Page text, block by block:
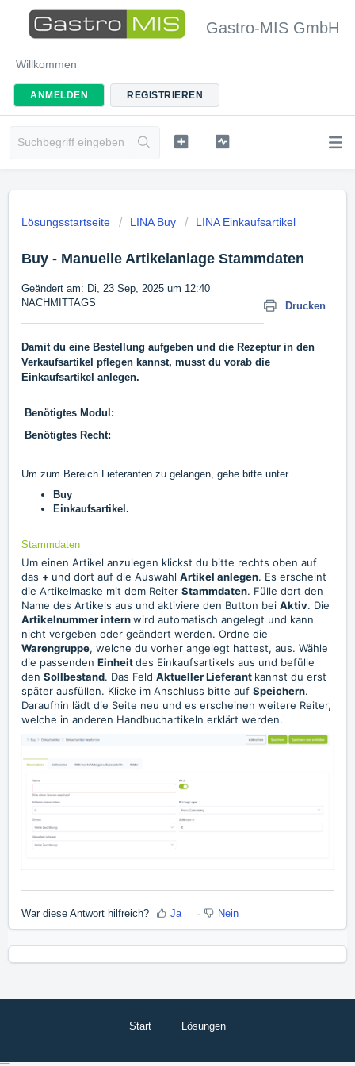
Gastro-MIS GmbH
Willkommen
ANMELDEN REGISTRIEREN
Lösungsstartseite LINA Buy LINA Einkaufsartikel
Buy - Manuelle Artikelanlage Stammdaten
Drucken
Geändert am: Di, 23 Sep, 2025 um 12:40
NACHMITTAGS
Damit du eine Bestellung aufgeben und die Rezeptur in den
Verkaufsartikel pflegen kannst, musst du vorab die
Einkaufsartikel anlegen.
Benötigtes Modul:
Benötigtes Recht:
Um zum Bereich Lieferanten zu gelangen, gehe bitte unter
Buy
Einkaufsartikel.
Stammdaten
Um einen Artikel anzulegen klickst du bitte rechts oben auf
das + und dort auf die Auswahl Artikel anlegen. Es erscheint
die Artikelmaske mit dem Reiter Stammdaten. Fülle dort den
Name des Artikels aus und aktiviere den Button bei Aktiv. Die
Artikelnummerinternwird automatisch angelegt und kann
nicht vergeben oder geändert werden. Ordne die
Warengruppe, welche du vorher angelegt hattest, aus. Wähle
die passenden Einheitdes Einkaufsartikels aus und befülle
den Sollbestand. Das Feld AktuellerLieferant kannst du erst
später ausfüllen. Klicke im Anschluss bitte auf Speichern.
Daraufhin lädt die Seite neu und es erscheinen weitere Reiter,
welche in anderen Handbuchartikeln erklärt werden.
War diese Antwort hilfreich? Ja Nein
Start Lösungen